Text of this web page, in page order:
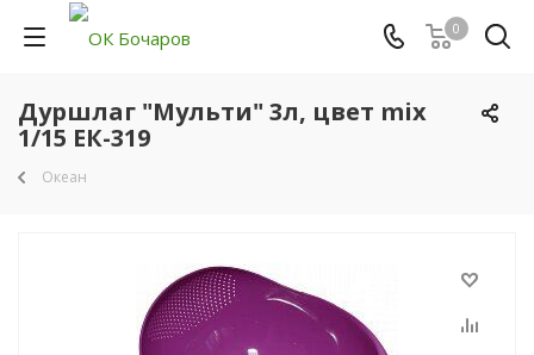
0
Дуршлаг "Мульти" 3л, цвет mix
1/15 ЕК-319
Океан